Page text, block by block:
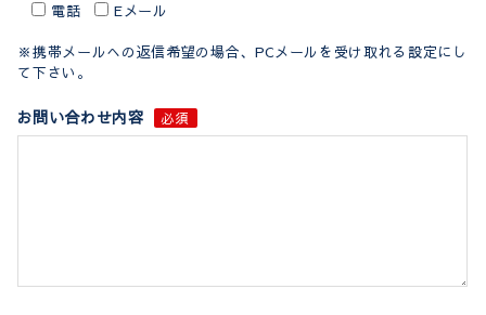
電話 Eメール
※携帯メールへの返信希望の場合、PCメールを受け取れる設定にし
て下さい。
お問い合わせ内容 必須